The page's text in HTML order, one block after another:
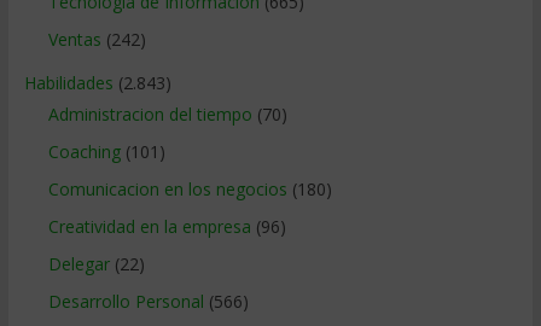
Ventas (242)
Habilidades (2.843)
Administracion del tiempo (70)
Coaching(101)
Comunicacion en los negocios (180)
Creatividad en la empresa (96)
Delegar(22)
Desarrollo Personal (566)